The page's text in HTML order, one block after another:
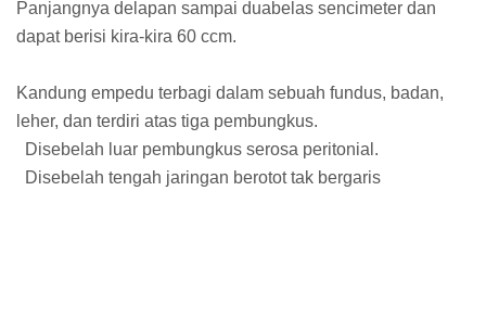
Panjangnya delapan sampai duabelas sencimeter dan
dapat berisi kira-kira 60 ccm.
Kandung empedu terbagi dalam sebuah fundus, badan,
leher, dan terdiri atas tiga pembungkus.
Disebelah luar pembungkus serosa peritonial.
Disebelah tengah jaringan berotot tak bergaris